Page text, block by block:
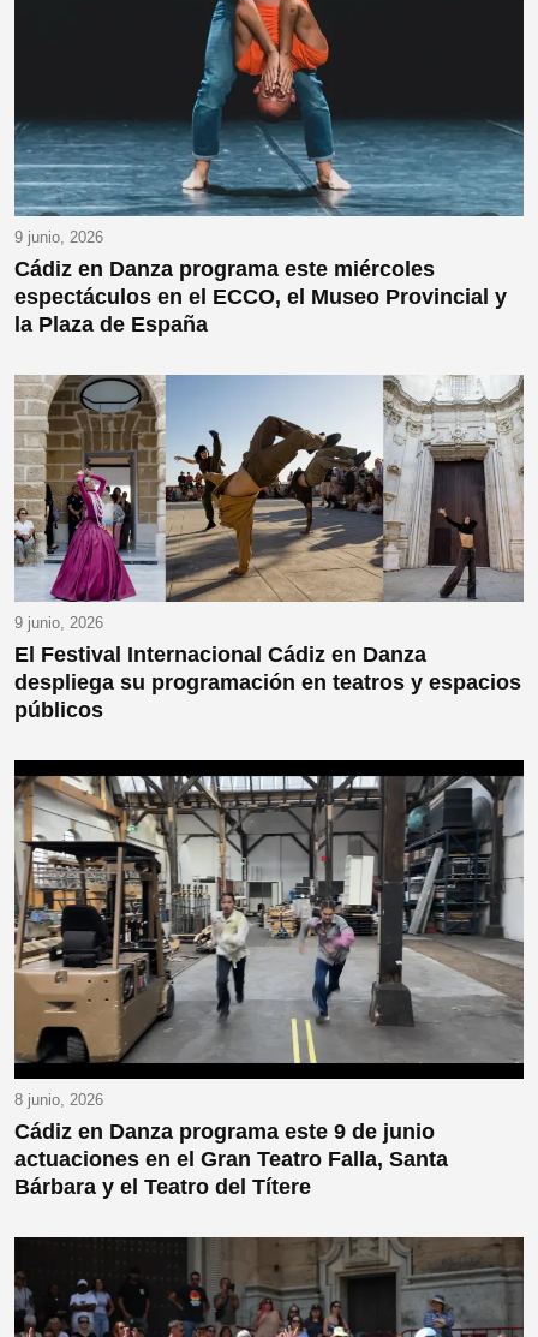
9 junio, 2026
Cádiz en Danza programa este miércoles
espectáculos en el ECCO, el Museo Provincial y
la Plaza de España
9 junio, 2026
El Festival Internacional Cádiz en Danza
despliega su programación en teatros y espacios
públicos
8 junio, 2026
Cádiz en Danza programa este 9 de junio
actuaciones en el Gran Teatro Falla, Santa
Bárbara y el Teatro del Títere